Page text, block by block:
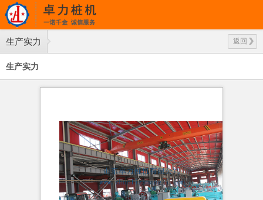
生产实力 返回
生产实力